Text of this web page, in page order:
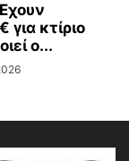
κτίριο
ο...